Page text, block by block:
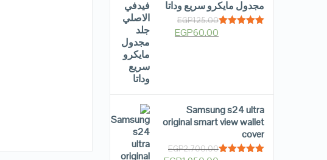
مجدول مايكرو سريع وداتا
EGP125.00
EGP60.00
Samsung s24 ultra
original smart view wallet
cover
EGP2,700.00